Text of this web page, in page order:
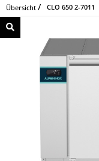
Übersicht CLO 650 2-7011